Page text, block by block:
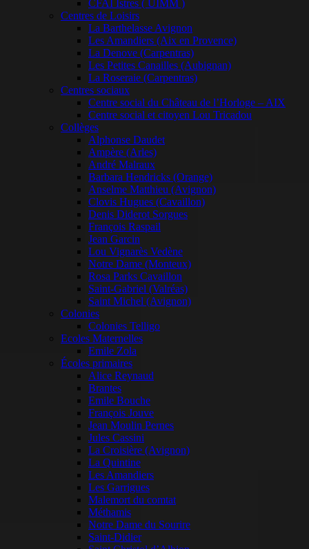
CFAI Istres ( UIMM )
Centres de Loisirs
La Barthelasse Avignon
Les Amandiers (Aix en Provence)
La Denove (Carpentras)
Les Petites Canailles (Aubignan)
La Roseraie (Carpentras)
Centres sociaux
Centre social du Château de l’Horloge – AIX
Centre social et citoyen Lou Tricadou
Collèges
Alphonse Daudet
Ampère (Arles)
André Malraux
Barbara Hendricks (Orange)
Anselme Matthieu (Avignon)
Clovis Hugues (Cavaillon)
Denis Diderot Sorgues
François Raspail
Jean Garcin
Lou Vignarès Vedène
Notre Dame (Monteux)
Rosa Parks Cavaillon
Saint-Gabriel (Valréas)
Saint Michel (Avignon)
Colonies
Colonies Telligo
Ecoles Maternelles
Emile Zola
Écoles primaires
Alice Reynaud
Brantes
Emile Bouche
François Jouve
Jean Moulin Pernes
Jules Cassini
La Croisière (Avignon)
La Quintine
Les Amandiers
Les Garrigues
Malemort du comtat
Méthamis
Notre Dame du Sourire
Saint-Didier